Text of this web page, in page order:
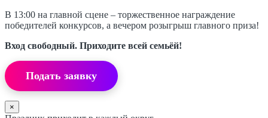
В 13:00 на главной сцене – торжественное награждение
победителей конкурсов, а вечером розыгрыш главного приза!
Вход свободный. Приходите всей семьёй!
Подать заявку
×